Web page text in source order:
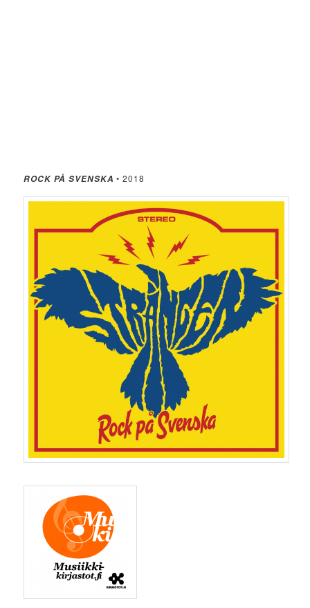
ROCK PÅ SVENSKA • 2018